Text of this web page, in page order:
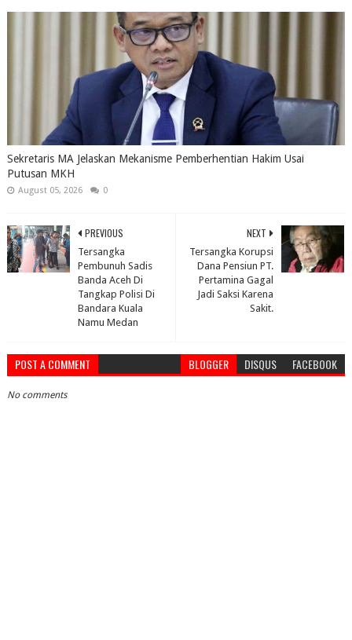
Sekretaris MA Jelaskan Mekanisme Pemberhentian Hakim Usai
Putusan MKH
August 05, 2026 0
NEXT
Tersangka Korupsi
Dana Pensiun PT.
Pertamina Gagal
Jadi Saksi Karena
Sakit.
PREVIOUS
Tersangka
Pembunuh Sadis
Banda Aceh Di
Tangkap Polisi Di
Bandara Kuala
Namu Medan
POST A COMMENT BLOGGER DISQUS FACEBOOK
No comments